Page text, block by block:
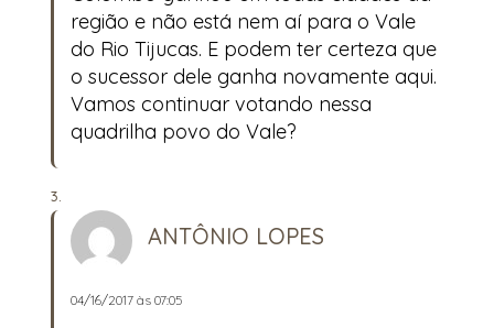
região e não está nem aí para o Vale
do Rio Tijucas. E podem ter certeza que
o sucessor dele ganha novamente aqui.
Vamos continuar votando nessa
quadrilha povo do Vale?
ANTÔNIO LOPES
04/16/2017 às 07:05